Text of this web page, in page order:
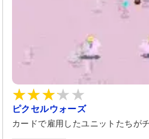
ピクセルウォーズ
カードで雇用したユニットたちが